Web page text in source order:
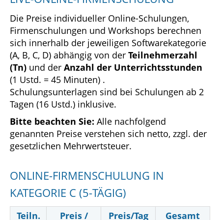
Die Preise individueller Online-Schulungen,
Firmenschulungen und Workshops berechnen
sich innerhalb der jeweiligen Softwarekategorie
(A, B, C, D) abhängig von der Teilnehmerzahl
(Tn) und der Anzahl der Unterrichtsstunden
(1 Ustd. = 45 Minuten) .
Schulungsunterlagen sind bei Schulungen ab 2
Tagen (16 Ustd.) inklusive.
Bitte beachten Sie: Alle nachfolgend
genannten Preise verstehen sich netto, zzgl. der
gesetzlichen Mehrwertsteuer.
ONLINE-FIRMENSCHULUNG IN
KATEGORIE C (5-TÄGIG)
Teiln. Preis / Preis/Tag Gesamt